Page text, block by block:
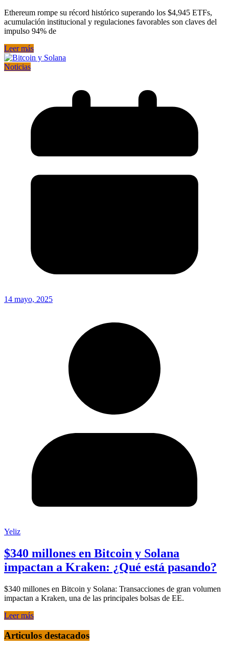
Ethereum rompe su récord histórico superando los $4,945 ETFs,
acumulación institucional y regulaciones favorables son claves del
impulso 94% de
Leer más
Noticias
14 mayo, 2025
Yeliz
$340 millones en Bitcoin y Solana
impactan a Kraken: ¿Qué está pasando?
$340 millones en Bitcoin y Solana: Transacciones de gran volumen
impactan a Kraken, una de las principales bolsas de EE.
Leer más
Articulos destacados